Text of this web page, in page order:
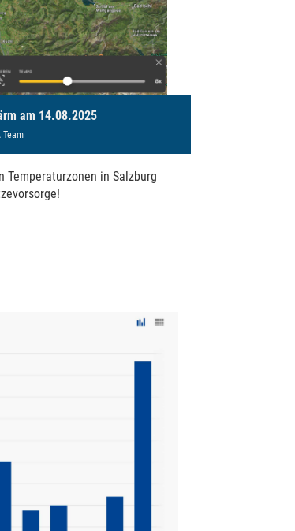
am 14.08.2025
Team
Temperaturzonen in Salzburg